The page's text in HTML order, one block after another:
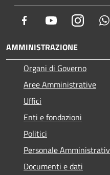
Facebook Youtube
AMMINISTRAZIONE
Organi di Governo
Aree Amministrative
Uffici
Enti e fondazioni
Politici
Personale
Documenti e dati